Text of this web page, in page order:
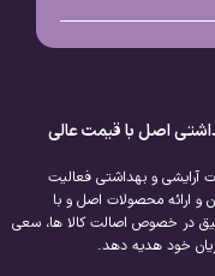
اصل با قیمت عالی
آرایشی و بهداشتی فعالیت
و ارائه محصولات اصل و با
در خصوص اصالت کالا ها، سعی
خود هدیه دهد.